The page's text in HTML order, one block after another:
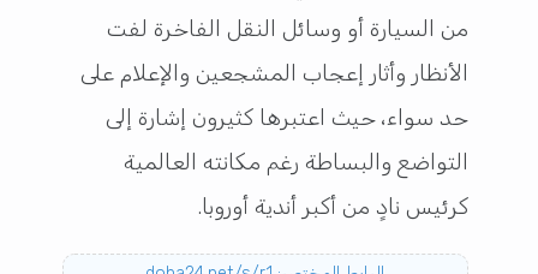
من السيارة أو وسائل النقل الفاخرة لفت
الأنظار وأثار إعجاب المشجعين والإعلام على
حد سواء، حيث اعتبرها كثيرون إشارة إلى
التواضع والبساطة رغم مكانته العالمية
كرئيس نادٍ من أكبر أندية أوروبا.